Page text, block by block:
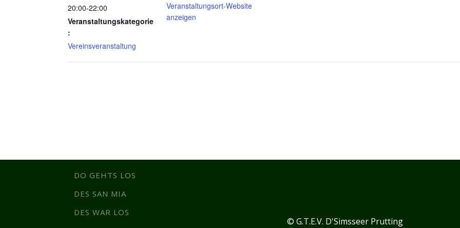
20:00-22:00
Veranstaltungskategorie
:
Vereinsveranstaltung
Veranstaltungsort-Website
anzeigen
DO GEHTS LOS
DES SAN MIA
DES WAR LOS
© G.T.E.V. D'Simsseer Prutting